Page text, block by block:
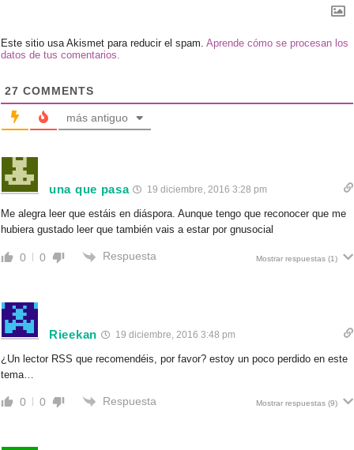
Este sitio usa Akismet para reducir el spam. Aprende cómo se procesan los
datos de tus comentarios.
27 COMMENTS
más antiguo
una que pasa 19 diciembre, 2016 3:28 pm
Me alegra leer que estáis en diáspora. Aunque tengo que reconocer que me
hubiera gustado leer que también vais a estar por gnusocial
0 0 Respuesta Mostrar respuestas (1)
Rieekan 19 diciembre, 2016 3:48 pm
¿Un lector RSS que recomendéis, por favor? estoy un poco perdido en este
tema…
0 0 Respuesta Mostrar respuestas (9)